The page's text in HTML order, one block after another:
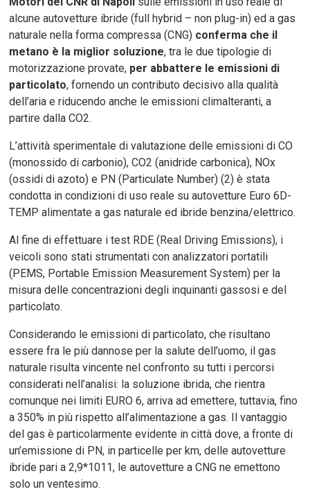
alcune autovetture ibride (full hybrid – non plug-in) ed a gas
naturale nella forma compressa (CNG) conferma che il
metano è la miglior soluzione, tra le due tipologie di
motorizzazione provate, per abbattere le emissioni di
particolato, fornendo un contributo decisivo alla qualità
dell’aria e riducendo anche le emissioni climalteranti, a
partire dalla CO2.
L’attività sperimentale di valutazione delle emissioni di CO
(monossido di carbonio), CO2 (anidride carbonica), NOx
(ossidi di azoto) e PN (Particulate Number) (2) è stata
condotta in condizioni di uso reale su autovetture Euro 6D-
TEMP alimentate a gas naturale ed ibride benzina/elettrico.
Al fine di effettuare i test RDE (Real Driving Emissions), i
veicoli sono stati strumentati con analizzatori portatili
(PEMS, Portable Emission Measurement System) per la
misura delle concentrazioni degli inquinanti gassosi e del
particolato.
Considerando le emissioni di particolato, che risultano
essere fra le più dannose per la salute dell’uomo, il gas
naturale risulta vincente nel confronto su tutti i percorsi
considerati nell’analisi: la soluzione ibrida, che rientra
comunque nei limiti EURO 6, arriva ad emettere, tuttavia, fino
a 350% in più rispetto all’alimentazione a gas. Il vantaggio
del gas è particolarmente evidente in città dove, a fronte di
un’emissione di PN, in particelle per km, delle autovetture
ibride pari a 2,9*1011, le autovetture a CNG ne emettono
solo un ventesimo.